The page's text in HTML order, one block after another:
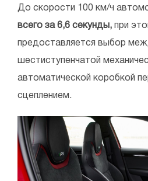
До скорости 100 км/ч
всего за 6,6 секунды, при
предоставляется выбор
шестиступенчатой
автоматической коробкой
сцеплением.